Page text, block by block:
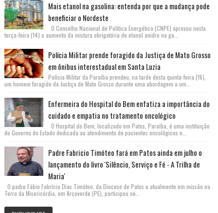
Mais etanol na gasolina: entenda por que a mudança pode
beneficiar o Nordeste
O Conselho Nacional de Política Energética (CNPE) aprovou nesta
terça-feira (14) o aumento da mistura obrigatória de etanol anidro na ga...
Polícia Militar prende foragido da Justiça de Mato Grosso
em ônibus interestadual em Santa Luzia
Polícia Militar da Paraíba prendeu, na tarde desta quinta-feira (16),
um homem foragido da Justiça de Mato Grosso durante uma abordagem a um...
Enfermeira do Hospital do Bem enfatiza a importância do
cuidado e empatia no tratamento oncológico
O Hospital do Bem, localizado em Patos, Paraíba, é uma instituição
do Governo do Estado dedicada ao atendimento de pacientes oncológicos n...
Padre Fabricio Timóteo fará em Patos ainda em julho o
lançamento do livro 'Silêncio, Serviço e Fé - A Trilha de
Maria'
O padre Fábio Fabrício Dias Timóteo, da Diocese de Patos e atualmente em missão na
Terra da Misericórdia, em Arcoverde (PE), participou ne...